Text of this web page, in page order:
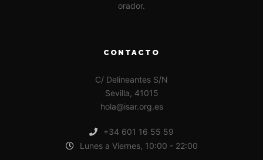
orador.
CONTACTO
C/ Delineantes S/N
Sevilla, 41015
hola@isar.org.es
+34 601 16 55 59
Lunes a Viernes, 10:00 - 22:00